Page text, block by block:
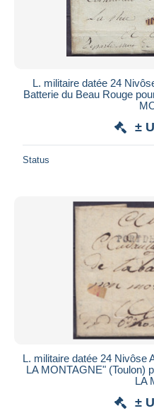
L. militaire datée 24
Batterie du Beau Rouge
±
Status
L. militaire datée 24 Nivôse
LA MONTAGNE" (Toulon)
LA
±